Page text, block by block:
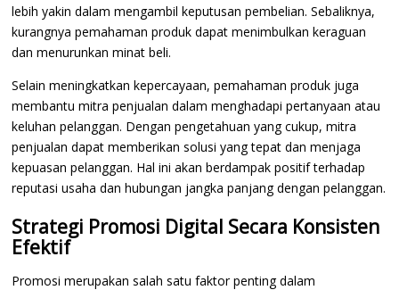
lebih yakin dalam mengambil keputusan pembelian. Sebaliknya,
kurangnya pemahaman produk dapat menimbulkan keraguan
dan menurunkan minat beli.
Selain meningkatkan kepercayaan, pemahaman produk juga
membantu mitra penjualan dalam menghadapi pertanyaan atau
keluhan pelanggan. Dengan pengetahuan yang cukup, mitra
penjualan dapat memberikan solusi yang tepat dan menjaga
kepuasan pelanggan. Hal ini akan berdampak positif terhadap
reputasi usaha dan hubungan jangka panjang dengan pelanggan.
Strategi Promosi Digital Secara Konsisten
Efektif
Promosi merupakan salah satu faktor penting dalam